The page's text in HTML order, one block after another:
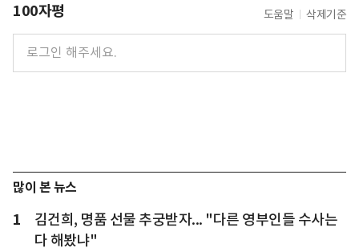
100자평 도움말 삭제기준
많이 본 뉴스
1
김건희, 명품 선물 추궁받자... "다른 영부인들 수사는
다 해봤냐"